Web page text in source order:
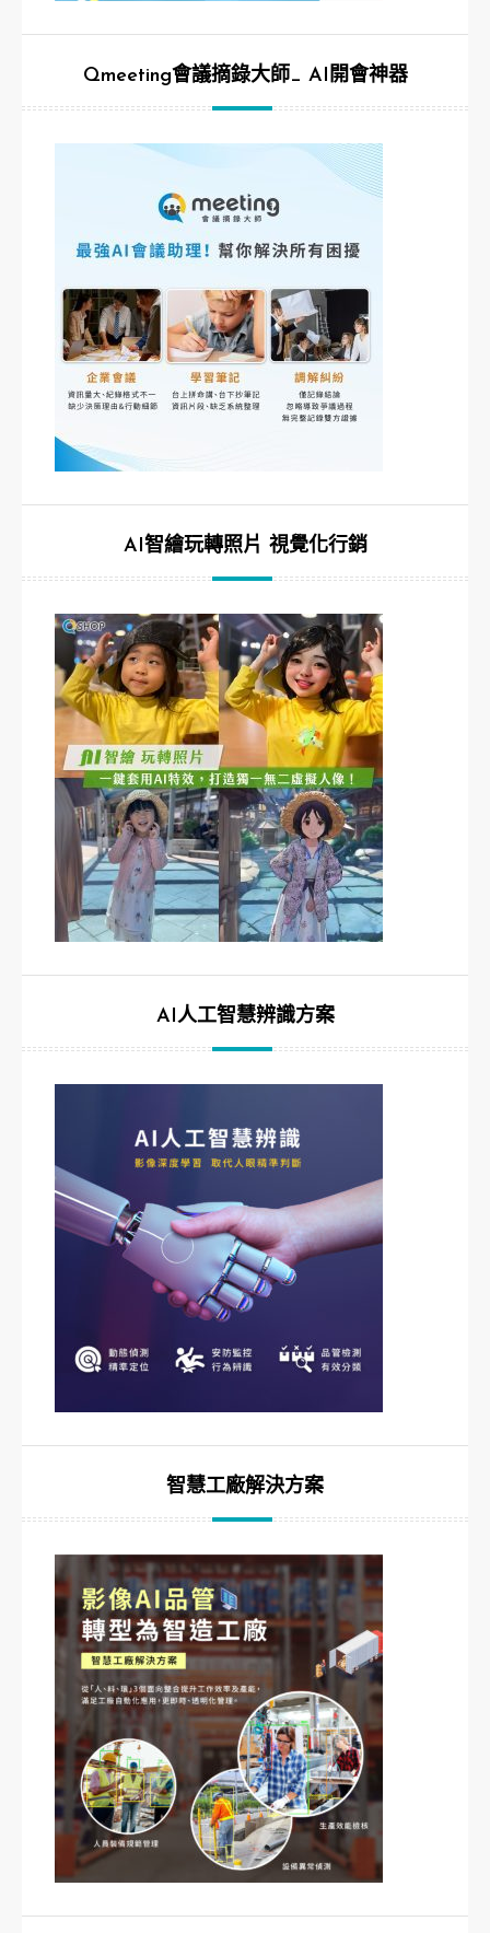
Qmeeting會議摘錄大師_ AI開會神器
AI智繪玩轉照片 視覺化行銷
AI人工智慧辨識方案
智慧工廠解決方案